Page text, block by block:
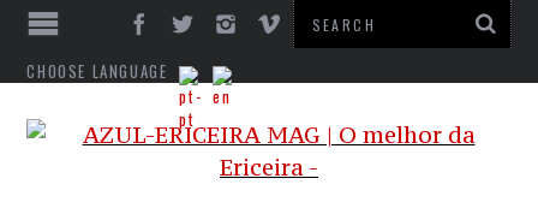
CHOOSE LANGUAGE